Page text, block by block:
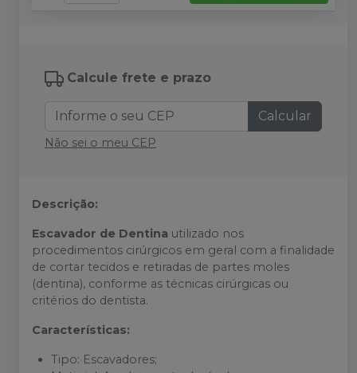
Calcule frete e prazo
Calcular
Não sei o meu CEP
Descrição:
Escavador de Dentina utilizado nos
procedimentos cirúrgicos em geral com a finalidade
de cortar tecidos e retiradas de partes moles
(dentina), conforme as técnicas cirúrgicas ou
critérios do dentista.
Características:
Tipo: Escavadores;